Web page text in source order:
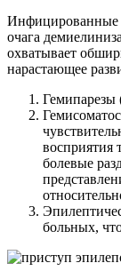
Инфицированные
очага
охватывает
нарастающее
Гемипарезы
восприятия
болевые
больных,